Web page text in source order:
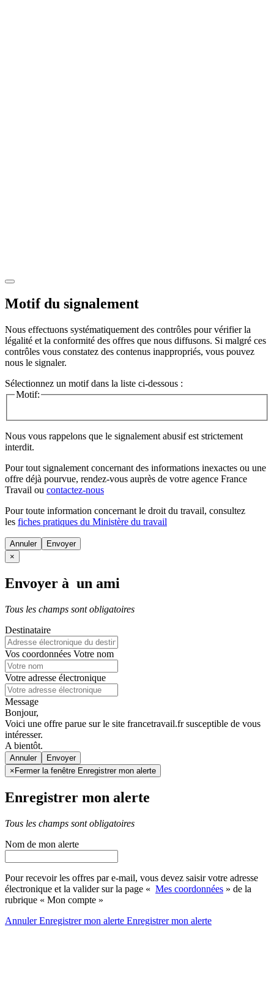
Motif du signalement
Nous effectuons systématiquement des contrôles pour vérifier la
légalité et la conformité des offres que nous diffusons. Si malgré ces
contrôles vous constatez des contenus inappropriés, vous pouvez
nous le signaler.
Sélectionnez un motif dans la liste ci-dessous :
Motif:
Nous vous rappelons que le signalement abusif est strictement
interdit.
Pour tout signalement concernant des informations inexactes ou une
offre déjà pourvue, rendez-vous auprès de votre agence France
Travail ou contactez-nous
Pour toute information concernant le droit du travail, consultez
les fiches pratiques du Ministère du travail
Annuler
×
Envoyer à un ami
Tous les champs sont obligatoires
Destinataire
Vos coordonnées Votre nom
Votre adresse électronique
Message
Bonjour,
Voici une offre parue sur le site francetravail.fr susceptible de vous
intéresser.
A bientôt.
Annuler
× Fermer la fenêtre Enregistrer mon alerte
Enregistrer mon alerte
Tous les champs sont obligatoires
Nom de mon alerte
Pour recevoir les offres par e-mail, vous devez saisir votre adresse
électronique et la valider sur la page « Mes coordonnées » de la
rubrique « Mon compte »
AnnulerEnregistrer mon alerte Enregistrermon alerte